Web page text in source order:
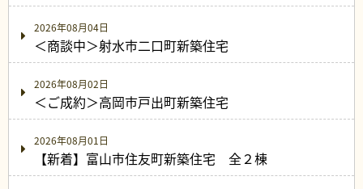
2026年08月04日
＜商談中＞射水市二口町新築住宅
2026年08月02日
＜ご成約＞高岡市戸出町新築住宅
2026年08月01日
【新着】富山市住友町新築住宅 全２棟